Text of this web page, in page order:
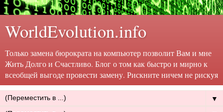
WorldEvolution.info
Только замена бюрократа на компьютер позволит Вам и мне
Жить Долго и Счастливо. Блог о том как быстро и мирно к
всеобщей выгоде провести замену. Рискните ничем не рискуя
▼